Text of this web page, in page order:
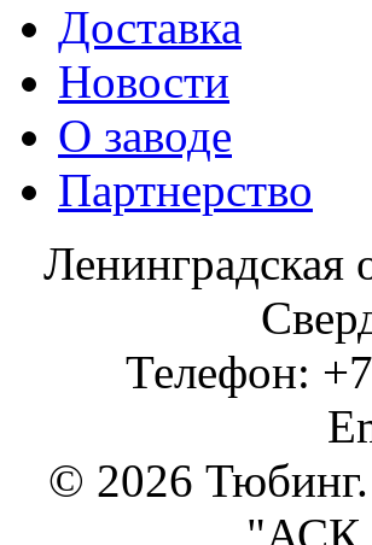
Доставка
Новости
О заводе
Партнерство
Ленинградская
Телефон:
© 2026